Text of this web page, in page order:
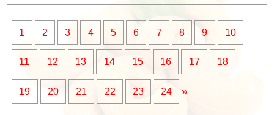
1 2 3 4 5 6 7 8 9 10
11 12 13 14 15 16 17 18
19 20 21 22 23 24 »